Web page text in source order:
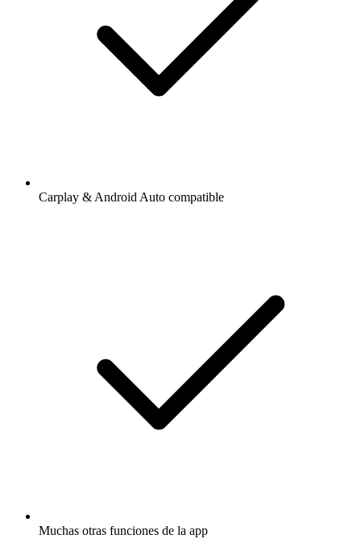
Carplay & Android Auto compatible
Muchas otras funciones de la app